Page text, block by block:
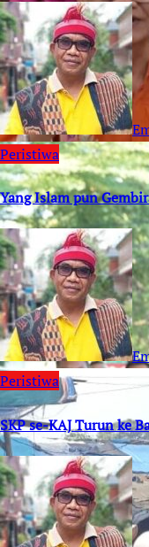
Peristiwa
Yang Islam pun
Peristiwa
SKP se-KAJ Turun ke